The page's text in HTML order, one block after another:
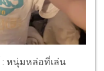
: หนุ่มหล่อที่เล่น